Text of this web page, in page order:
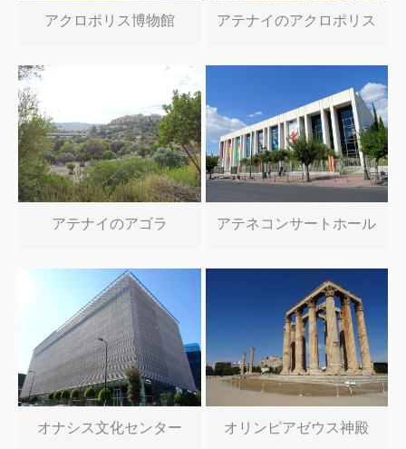
アクロポリス博物館 アテナイのアクロポリス
アテナイのアゴラ アテネコンサートホール
オナシス文化センター オリンピアゼウス神殿